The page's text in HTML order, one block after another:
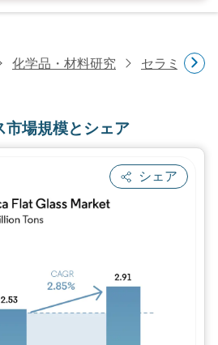
化学品・材料研究 セラミック
市場規模とシェア
シェア